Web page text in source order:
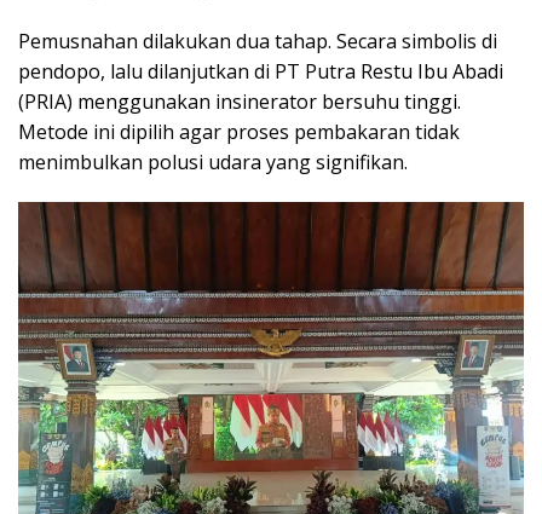
Pemusnahan dilakukan dua tahap. Secara simbolis di
pendopo, lalu dilanjutkan di PT Putra Restu Ibu Abadi
(PRIA) menggunakan insinerator bersuhu tinggi.
Metode ini dipilih agar proses pembakaran tidak
menimbulkan polusi udara yang signifikan.